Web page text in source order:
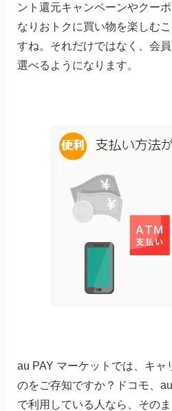
ント還元キャンペーンやクー
なりおトクに買い物を楽しむ
すね。それだけではなく、会
選べるようになります。
au PAY マーケットでは、キャ
のをご存知ですか？ドコモ、
で利用している人なら、その